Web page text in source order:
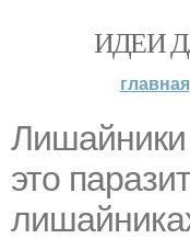
ИДЕИ
главная
Лишайники
это